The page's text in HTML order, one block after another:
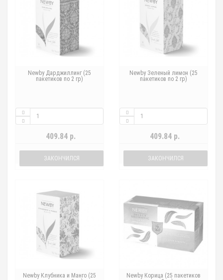
Newby Дарджиллинг (25
пакетиков по 2 гр)
409.84 р.
ЗАКОНЧИЛСЯ
Newby Зеленый лимон (25
пакетиков по 2 гр)
409.84 р.
ЗАКОНЧИЛСЯ
Newby Клубника и Манго (25
Newby Корица (25 пакетиков